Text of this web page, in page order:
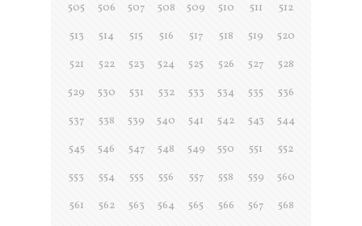
505
506 507 508 509 510 511
512
513
514 515 516 517 518 519
520
521
522 523 524 525 526 527
528
529
530 531 532 533 534 535
536
537
538 539 540 541 542 543
544
545
546 547 548 549 550 551
552
553
554 555 556 557 558 559
560
561
562 563 564 565 566 567
568